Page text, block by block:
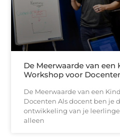
De Meerwaarde van een
Workshop voor
De Meerwaarde van een
Docenten Als docent ben je
ontwikkeling van je
alleen